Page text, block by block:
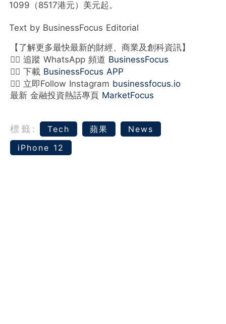
1099（8517港元）美元起。
Text by BusinessFocus Editorial
【了解更多最快最新的財經、商業及創科資訊】
👉🏻 追蹤 WhatsApp 頻道 BusinessFocus
👉🏻 下載 BusinessFocus APP
👉🏻 立即Follow Instagram businessfocus.io
最新 金融投資熱話專頁 MarketFocus
標籤: Tech 蘋果
News
iPhone 12